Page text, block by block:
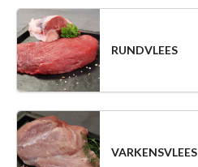
RUNDVLEES
VARKENSVLEES